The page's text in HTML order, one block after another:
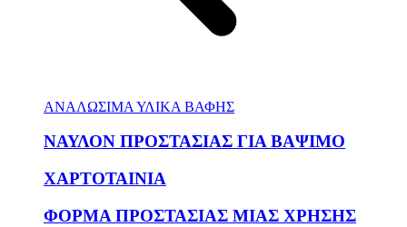
ΑΝΑΛΩΣΙΜΑ ΥΛΙΚΑ ΒΑΦΗΣ
ΝΑΥΛΟΝ ΠΡΟΣΤΑΣΙΑΣ ΓΙΑ ΒΑΨΙΜΟ
ΧΑΡΤΟΤΑΙΝΙΑ
ΦΟΡΜΑ ΠΡΟΣΤΑΣΙΑΣ ΜΙΑΣ ΧΡΗΣΗΣ